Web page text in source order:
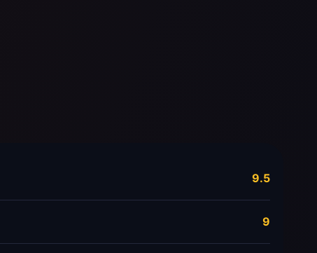
9.5
9